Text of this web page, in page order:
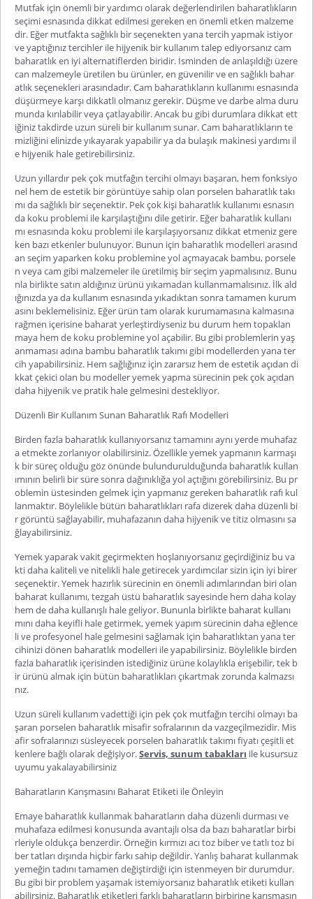
Mutfak için önemli bir yardımcı olarak değerlendirilen baharatlıkların
seçimi esnasında dikkat edilmesi gereken en önemli etken malzeme
dir. Eğer mutfakta sağlıklı bir seçenekten yana tercih yapmak istiyor
ve yaptığınız tercihler ile hijyenik bir kullanım talep ediyorsanızcam
baharatlıken iyi alternatiflerden biridir. İsminden de anlaşıldığı üzere
can malzemeyle üretilen bu ürünler, en güvenilir ve en sağlıklı bahar
atlık seçenekleri arasındadır. Cam baharatlıkların kullanımı esnasında
düşürmeye karşı dikkatli olmanız gerekir. Düşme ve darbe alma duru
munda kırılabilir veya çatlayabilir. Ancak bu gibi durumlara dikkat ett
iğiniz takdirde uzun süreli bir kullanım sunar. Cam baharatlıkların te
mizliğini elinizde yıkayarak yapabilir ya da bulaşık makinesi yardımı il
e hijyenik hale getirebilirsiniz.
Uzun yıllardır pek çok mutfağın tercihi olmayı başaran, hem fonksiyo
nel hem de estetik bir görüntüye sahip olan porselen baharatlık takı
mıda sağlıklı bir seçenektir. Pek çok kişi baharatlık kullanımı esnasın
da koku problemi ile karşılaştığını dile getirir. Eğer baharatlık kullanı
mı esnasında koku problemi ile karşılaşıyorsanız dikkat etmeniz gere
ken bazı etkenler bulunuyor. Bunun için baharatlık modelleriarasınd
an seçim yaparken koku problemine yol açmayacak bambu, porsele
n veya cam gibi malzemeler ile üretilmiş bir seçim yapmalısınız. Bunu
nla birlikte satın aldığınız ürünü yıkamadan kullanmamalısınız. İlk ald
ığınızda ya da kullanım esnasında yıkadıktan sonra tamamen kurum
asını beklemelisiniz. Eğer ürün tam olarak kurumamasına kalmasına
rağmen içerisine baharat yerleştirdiyseniz bu durum hem topaklan
maya hem de koku problemine yol açabilir. Bu gibi problemlerin yaş
anmaması adına bambu baharatlık takımı gibi modellerden yana ter
cih yapabilirsiniz. Hem sağlığınız için zararsız hem de estetik açıdan di
kkat çekici olan bu modeller yemek yapma sürecinin pek çok açıdan
daha hijyenik ve pratik hale gelmesini destekliyor.
Düzenli Bir Kullanım Sunan Baharatlık Rafı Modelleri
Birden fazla baharatlık kullanıyorsanız tamamını aynı yerde muhafaz
a etmekte zorlanıyor olabilirsiniz. Özellikle yemek yapmanın karmaşı
k bir süreç olduğu göz önünde bulundurulduğunda baharatlık kullan
ımının belirli bir süre sonra dağınıklığa yol açtığını görebilirsiniz. Bu pr
oblemin üstesinden gelmek için yapmanız gereken baharatlık rafı kul
lanmaktır. Böylelikle bütün baharatlıkları rafa dizerek daha düzenli bi
r görüntü sağlayabilir, muhafazanın daha hijyenik ve titiz olmasını sa
ğlayabilirsiniz.
Yemek yaparak vakit geçirmekten hoşlanıyorsanız geçirdiğiniz bu va
kti daha kaliteli ve nitelikli hale getirecek yardımcılar sizin için iyi birer
seçenektir. Yemek hazırlık sürecinin en önemli adımlarından biri olan
baharat kullanımı,tezgah üstü baharatlıksayesinde hem daha kolay
hem de daha kullanışlı hale geliyor. Bununla birlikte baharat kullanı
mını daha keyifli hale getirmek, yemek yapım sürecinin daha eğlence
li ve profesyonel hale gelmesini sağlamak için baharatlıktan yana ter
cihinizidönen baharatlık modelleri ile yapabilirsiniz. Böylelikle birden
fazla baharatlık içerisinden istediğiniz ürüne kolaylıkla erişebilir, tek b
ir ürünü almak için bütün baharatlıkları çıkartmak zorunda kalmazsı
nız.
Uzun süreli kullanım vadettiği için pek çok mutfağın tercihi olmayı ba
şaran porselen baharatlık misafir sofralarının da vazgeçilmezidir. Mis
afir sofralarınızı süsleyecek porselen baharatlık takımı fiyatıçeşitli et
kenlere bağlı olarak değişiyor.Servis, sunum tabakları ile kusursuz
uyumu yakalayabilirsiniz
Baharatların Karışmasını Baharat Etiketi ile Önleyin
Emaye baharatlık kullanmak baharatların daha düzenli durması ve
muhafaza edilmesi konusunda avantajlı olsa da bazı baharatlar birbi
rleriyle oldukça benzerdir. Örneğin kırmızı acı toz biber ve tatlı toz bi
ber tatları dışında hiçbir farkı sahip değildir. Yanlış baharat kullanmak
yemeğin tadını tamamen değiştirdiği için istenmeyen bir durumdur.
Bu gibi bir problem yaşamak istemiyorsanız baharatlık etiketi kullan
abilirsiniz. Baharatlık etiketleri farklı baharatların birbirine karışmasın